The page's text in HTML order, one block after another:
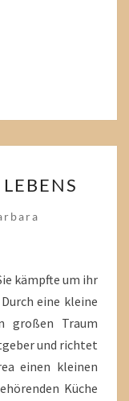
kämpfte um ihr
eine kleine
großen Traum
und richtet
einen kleinen
Küche